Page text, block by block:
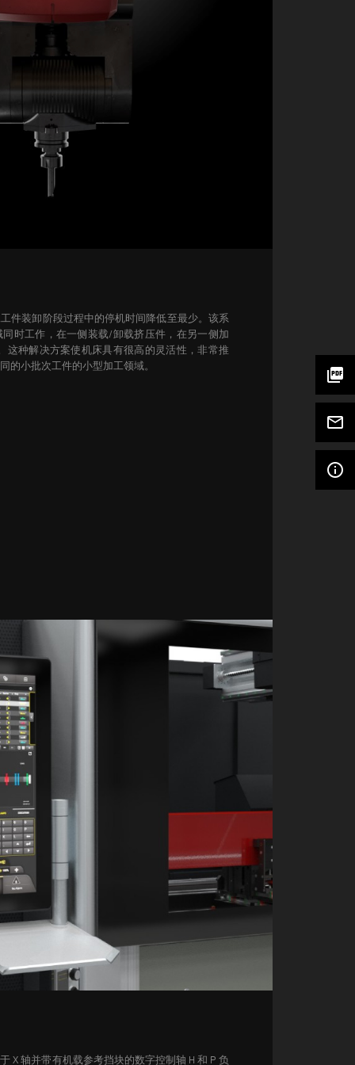
picture_as_pdf
mail_outline
info_outline
件装卸阶段过程中的停机时间降低至最少。该系
时工作，在一侧装载/卸载挤压件，在另一侧加
这种解决方案使机床具有很高的灵活性，非常推
的小批次工件的小型加工领域。
X 轴并带有机载参考挡块的数字控制轴 H 和 P 负